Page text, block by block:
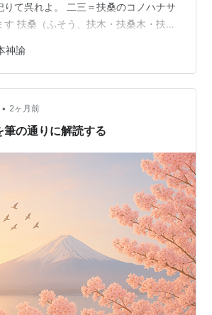
りて呉れよ。 二三＝扶桑のコノハナサ
す 扶桑（ふそう、扶木・扶桑木・扶桑
の生えている土地は扶桑国と呼ばれ
扶桑国は、中国における日本の異称と
受けて日本でも自国を扶桑国と呼ぶこ
扶桑略記』は平安時代の私撰歴史書
桑 - Wikipedia 日月神示 第二十巻梅の
神諭
• 2ヶ月前
筆の通りに解読する